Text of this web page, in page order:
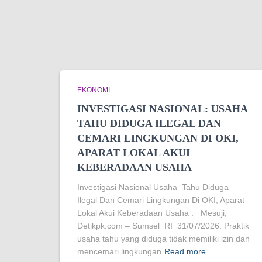
EKONOMI
INVESTIGASI NASIONAL: USAHA
TAHU DIDUGA ILEGAL DAN
CEMARI LINGKUNGAN DI OKI,
APARAT LOKAL AKUI
KEBERADAAN USAHA
Investigasi Nasional Usaha Tahu Diduga
Ilegal Dan Cemari Lingkungan Di OKI, Aparat
Lokal Akui Keberadaan Usaha . Mesuji,
Detikpk.com – Sumsel RI 31/07/2026. Praktik
usaha tahu yang diduga tidak memiliki izin dan
mencemari lingkungan Read more